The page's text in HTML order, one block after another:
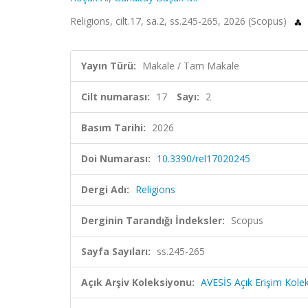
Religions, cilt.17, sa.2, ss.245-265, 2026 (Scopus)
Yayın Türü: Makale / Tam Makale
Cilt numarası: 17 Sayı: 2
Basım Tarihi: 2026
Doi Numarası: 10.3390/rel17020245
Dergi Adı: Religions
Derginin Tarandığı İndeksler: Scopus
Sayfa Sayıları: ss.245-265
Açık Arşiv Koleksiyonu: AVESİS Açık Erişim